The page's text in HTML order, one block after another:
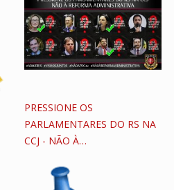
PRESSIONE OS
PARLAMENTARES DO RS NA
CCJ - NÃO À…